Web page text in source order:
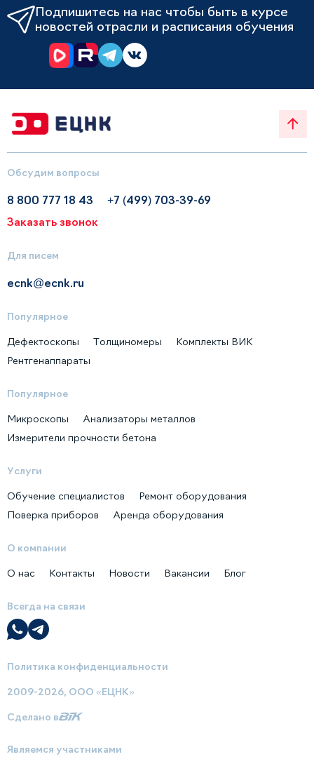
Подпишитесь на нас чтобы быть в курсе
новостей отрасли и расписания обучения
Обсудим вопросы
8 800 777 18 43
+7 (499) 703-39-69
Заказать звонок
Для писем
ecnk@ecnk.ru
Популярное
Дефектоскопы Толщиномеры
Комплекты ВИК
Рентгенаппараты
Популярное
Микроскопы
Анализаторы металлов
Измерители прочности бетона
Услуги
Обучение специалистов
Ремонт оборудования
Поверка приборов
Аренда оборудования
О компании
О нас Контакты Новости Вакансии Блог
Всегда на связи
Политика конфиденциальности
2009-2026, ООО «ЕЦНК»
Сделано в
Являемся участниками